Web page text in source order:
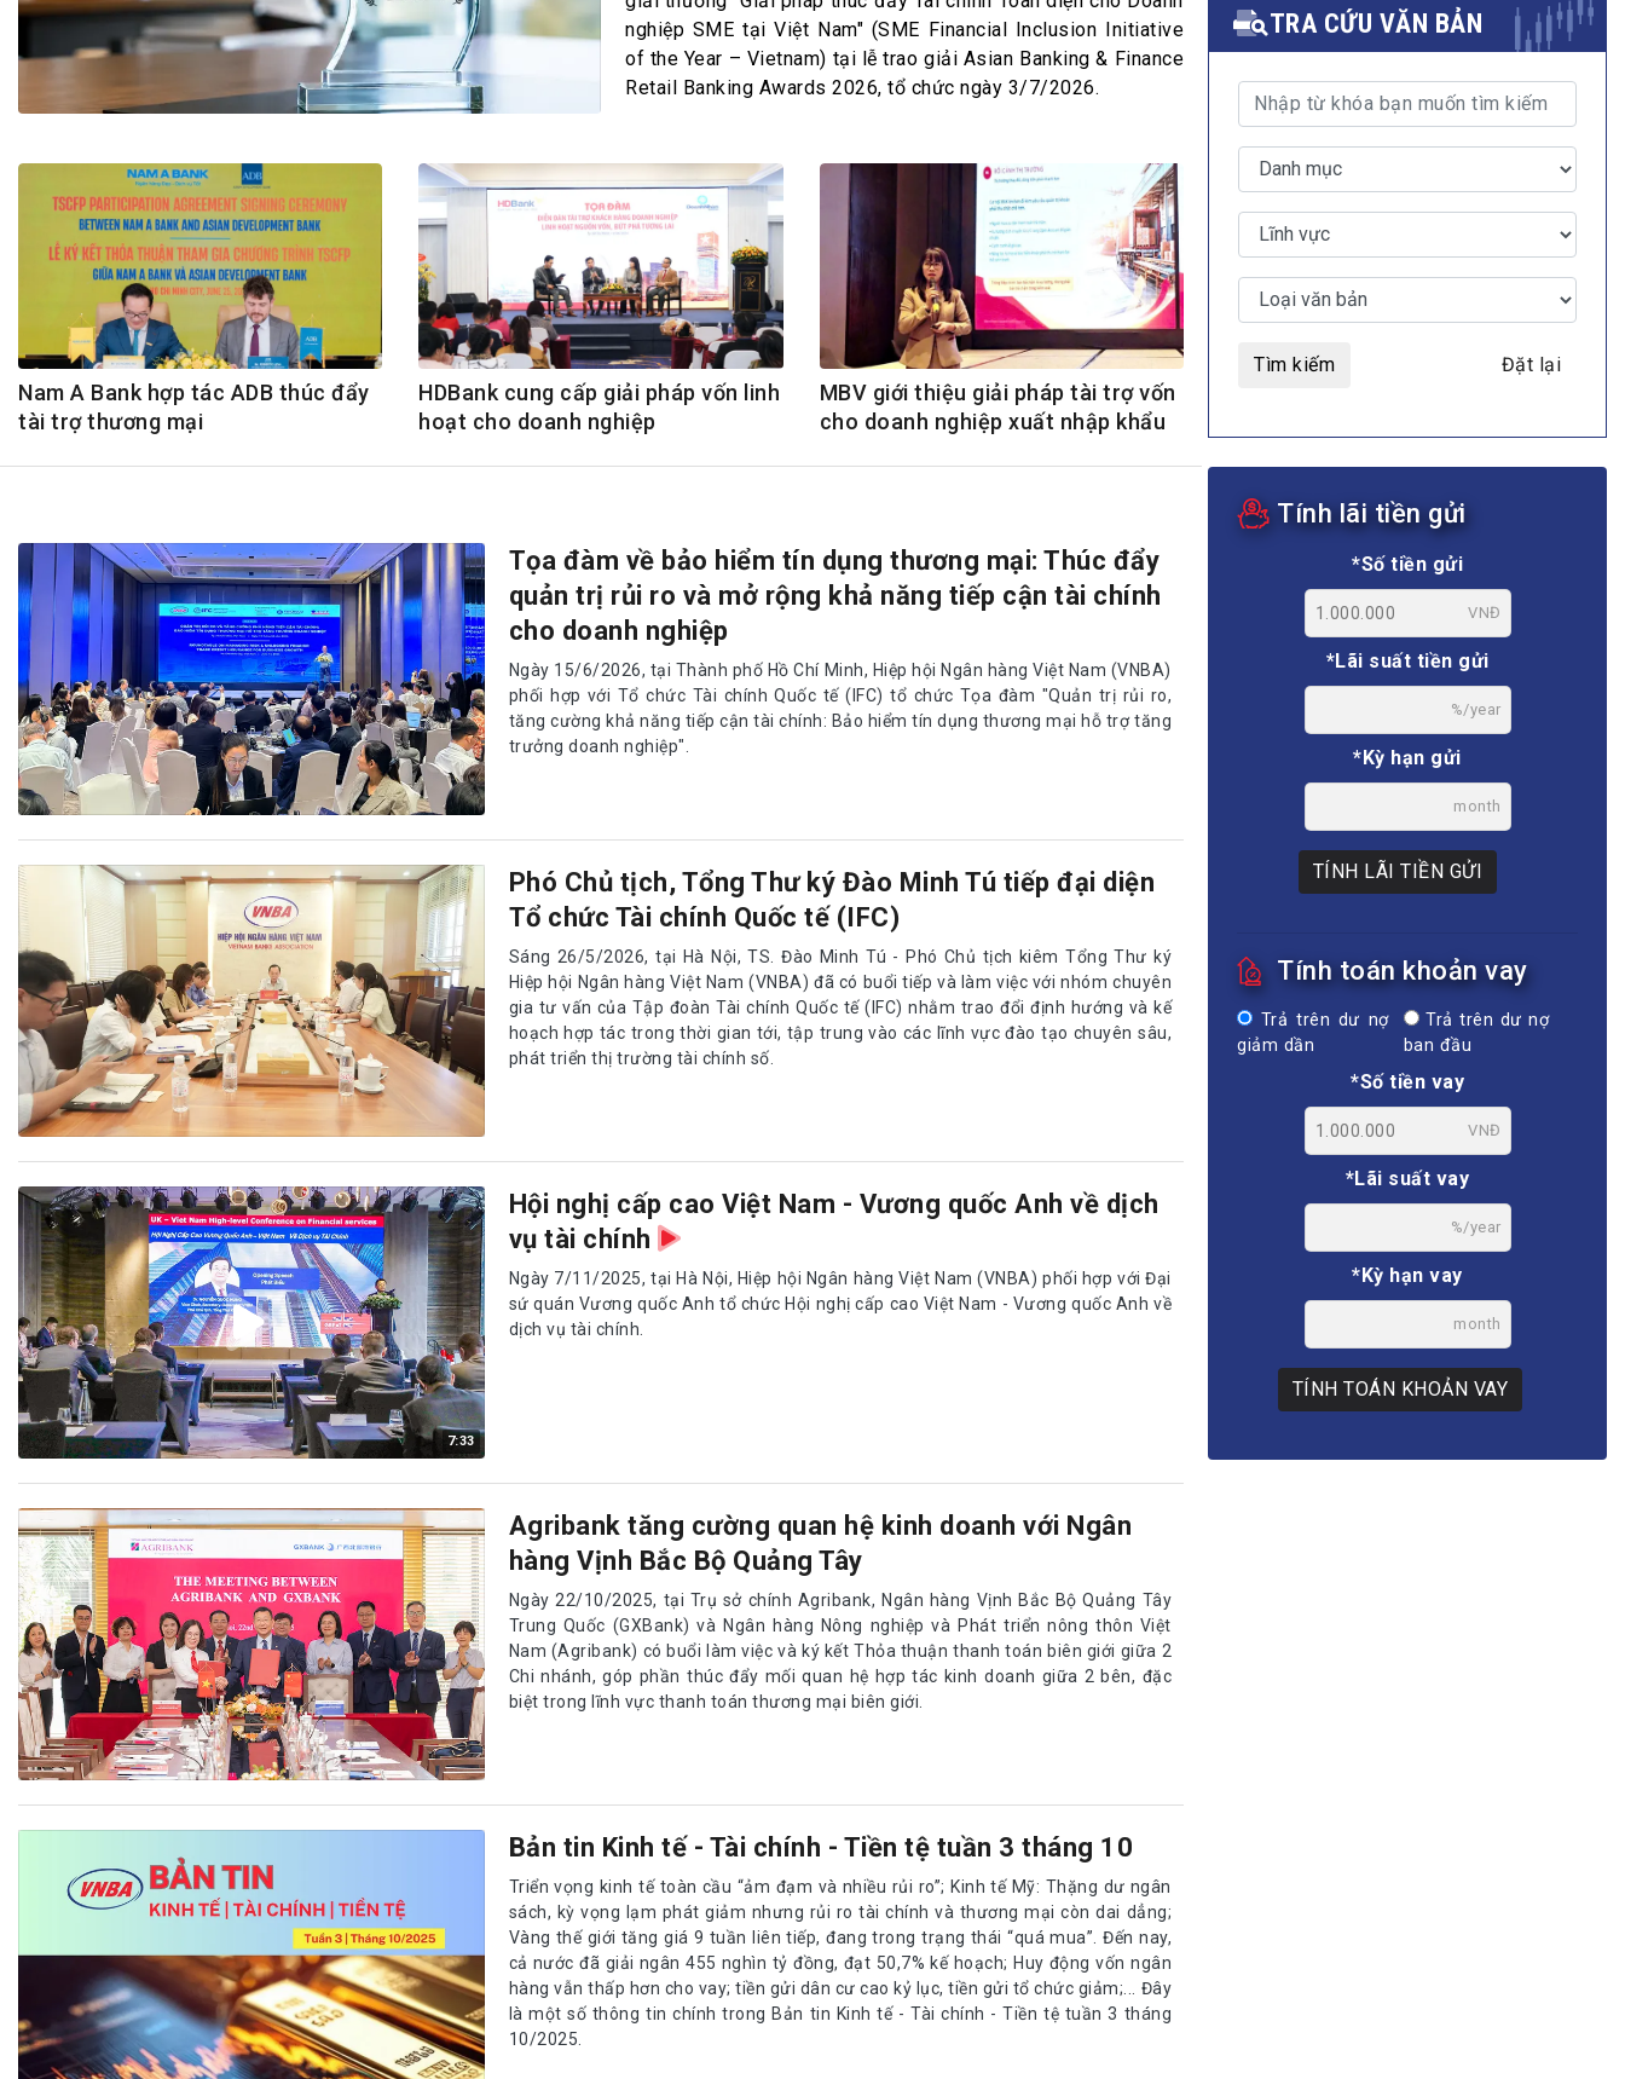
Bộ Chuẩn mực Đạo đức nghề nghiệp
Đối tác
Đấu giá tài sản
Thanh toán –Thẻ
Nhà quản trị
GÓP Ý CHÍNH SÁCH
Dự thảo luật
Tư vấn – Hỏi đáp
Tra cứu văn bản
ĐẤU GIÁ TÀI SẢN TUYỂN DỤNG
MULTIMEDIA
Video
E-magazines
nghiệp SME tại Việt Nam" (SME Financial Inclusion Initiative
of the Year – Vietnam) tại lễ trao giải Asian Banking & Finance
Retail Banking Awards 2026, tổ chức ngày 3/7/2026.
Nam A Bank hợp tác ADB thúc đẩy
tài trợ thương mại
HDBank cung cấp giải pháp vốn linh
hoạt cho doanh nghiệp
MBV giới thiệu giải pháp tài trợ vốn
cho doanh nghiệp xuất nhập khẩu
Tọa đàm về bảo hiểm tín dụng thương mại: Thúc đẩy
quản trị rủi ro và mở rộng khả năng tiếp cận tài chính
cho doanh nghiệp
Ngày 15/6/2026, tại Thành phố Hồ Chí Minh, Hiệp hội Ngân hàng Việt Nam (VNBA)
phối hợp với Tổ chức Tài chính Quốc tế (IFC) tổ chức Tọa đàm "Quản trị rủi ro,
tăng cường khả năng tiếp cận tài chính: Bảo hiểm tín dụng thương mại hỗ trợ tăng
trưởng doanh nghiệp".
Phó Chủ tịch, Tổng Thư ký Đào Minh Tú tiếp đại diện
Tổ chức Tài chính Quốc tế (IFC)
Sáng 26/5/2026, tại Hà Nội, TS. Đào Minh Tú - Phó Chủ tịch kiêm Tổng Thư ký
Hiệp hội Ngân hàng Việt Nam (VNBA) đã có buổi tiếp và làm việc với nhóm chuyên
gia tư vấn của Tập đoàn Tài chính Quốc tế (IFC) nhằm trao đổi định hướng và kế
hoạch hợp tác trong thời gian tới, tập trung vào các lĩnh vực đào tạo chuyên sâu,
phát triển thị trường tài chính số.
7:33
Hội nghị cấp cao Việt Nam - Vương quốc Anh về dịch
vụ tài chính
Ngày 7/11/2025, tại Hà Nội, Hiệp hội Ngân hàng Việt Nam (VNBA) phối hợp với Đại
sứ quán Vương quốc Anh tổ chức Hội nghị cấp cao Việt Nam - Vương quốc Anh về
dịch vụ tài chính.
Agribank tăng cường quan hệ kinh doanh với Ngân
hàng Vịnh Bắc Bộ Quảng Tây
Ngày 22/10/2025, tại Trụ sở chính Agribank, Ngân hàng Vịnh Bắc Bộ Quảng Tây
Trung Quốc (GXBank) và Ngân hàng Nông nghiệp và Phát triển nông thôn Việt
Nam (Agribank) có buổi làm việc và ký kết Thỏa thuận thanh toán biên giới giữa 2
Chi nhánh, góp phần thúc đẩy mối quan hệ hợp tác kinh doanh giữa 2 bên, đặc
biệt trong lĩnh vực thanh toán thương mại biên giới.
Bản tin Kinh tế - Tài chính - Tiền tệ tuần 3 tháng 10
Triển vọng kinh tế toàn cầu “ảm đạm và nhiều rủi ro”; Kinh tế Mỹ: Thặng dư ngân
sách, kỳ vọng lạm phát giảm nhưng rủi ro tài chính và thương mại còn dai dẳng;
Vàng thế giới tăng giá 9 tuần liên tiếp, đang trong trạng thái “quá mua”. Đến nay,
cả nước đã giải ngân 455 nghìn tỷ đồng, đạt 50,7% kế hoạch; Huy động vốn ngân
hàng vẫn thấp hơn cho vay; tiền gửi dân cư cao kỷ lục, tiền gửi tổ chức giảm;... Đây
là một số thông tin chính trong Bản tin Kinh tế - Tài chính - Tiền tệ tuần 3 tháng
10/2025.
TRA CỨU VĂN BẢN
Tìm kiếm Đặt lại
Tính lãi tiền gửi
*Số tiền gửi
VNĐ
*Lãi suất tiền gửi
%/year
*Kỳ hạn gửi
month
TÍNH LÃI TIỀN GỬI
Tính toán khoản vay
Trả trên dư nợ
giảm dần
Trả trên dư nợ
ban đầu
*Số tiền vay
VNĐ
*Lãi suất vay
%/year
*Kỳ hạn vay
month
TÍNH TOÁN KHOẢN VAY